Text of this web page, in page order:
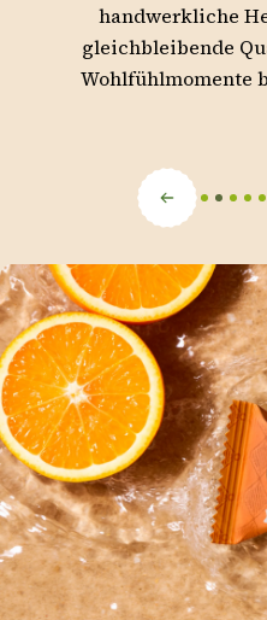
handwerkliche
gleichbleibende
Wohlfühlmomente